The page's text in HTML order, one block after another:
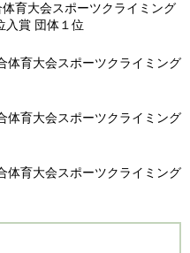
育大会スポーツクライミング
入賞 団体１位
体育大会スポーツクライミング
体育大会スポーツクライミング
体育大会スポーツクライミング